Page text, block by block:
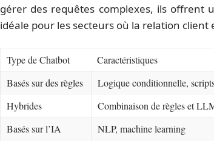
gérer des requêtes complexes, ils offrent
idéale pour les secteurs où la relation client
Type de Chatbot Caractéristiques
Basés sur des règles
Logique conditionnelle,
Hybrides
Combinaison de règles et
Basés sur l’IA
NLP, machine learning